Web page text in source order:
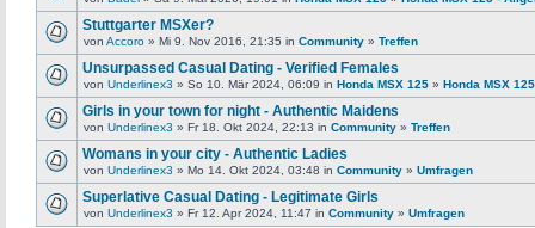
Stuttgarter MSXer?
von Accoro » Mi 9. Nov 2016, 21:35 in Community » Treffen
Unsurpassed Сasual Dating - Verified Females
von Underlinex3 » So 10. Mär 2024, 06:09 in Honda MSX 125 » Honda MSX
Girls in your town for night - Authentic Maidens
von Underlinex3 » Fr 18. Okt 2024, 22:13 in Community » Treffen
Womans in your city - Authentic Ladies
von Underlinex3 » Mo 14. Okt 2024, 03:48 in Community » Umfragen
Superlative Сasual Dating - Legitimate Girls
von Underlinex3 » Fr 12. Apr 2024, 11:47 in Community » Umfragen